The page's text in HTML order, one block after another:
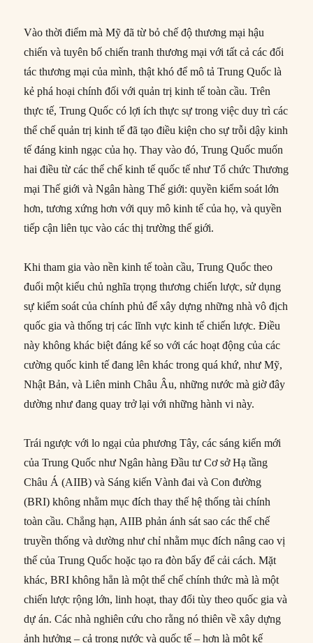
Vào thời điểm mà Mỹ đã từ bỏ chế độ thương mại hậu
chiến và tuyên bố chiến tranh thương mại với tất cả các đối
tác thương mại của mình, thật khó để mô tả Trung Quốc là
kẻ phá hoại chính đối với quản trị kinh tế toàn cầu. Trên
thực tế, Trung Quốc có lợi ích thực sự trong việc duy trì các
thể chế quản trị kinh tế đã tạo điều kiện cho sự trỗi dậy kinh
tế đáng kinh ngạc của họ. Thay vào đó, Trung Quốc muốn
hai điều từ các thể chế kinh tế quốc tế như Tổ chức Thương
mại Thế giới và Ngân hàng Thế giới: quyền kiểm soát lớn
hơn, tương xứng hơn với quy mô kinh tế của họ, và quyền
tiếp cận liên tục vào các thị trường thế giới.
Khi tham gia vào nền kinh tế toàn cầu, Trung Quốc theo
đuổi một kiểu chủ nghĩa trọng thương chiến lược, sử dụng
sự kiểm soát của chính phủ để xây dựng những nhà vô địch
quốc gia và thống trị các lĩnh vực kinh tế chiến lược. Điều
này không khác biệt đáng kể so với các hoạt động của các
cường quốc kinh tế đang lên khác trong quá khứ, như Mỹ,
Nhật Bản, và Liên minh Châu Âu, những nước mà giờ đây
dường như đang quay trở lại với những hành vi này.
Trái ngược với lo ngại của phương Tây, các sáng kiến mới
của Trung Quốc như Ngân hàng Đầu tư Cơ sở Hạ tầng
Châu Á (AIIB) và Sáng kiến Vành đai và Con đường
(BRI) không nhằm mục đích thay thế hệ thống tài chính
toàn cầu. Chẳng hạn, AIIB phản ánh sát sao các thể chế
truyền thống và dường như chỉ nhằm mục đích nâng cao vị
thế của Trung Quốc hoặc tạo ra đòn bẩy để cải cách. Mặt
khác, BRI không hẳn là một thể chế chính thức mà là một
chiến lược rộng lớn, linh hoạt, thay đổi tùy theo quốc gia và
dự án. Các nhà nghiên cứu cho rằng nó thiên về xây dựng
ảnh hưởng – cả trong nước và quốc tế – hơn là một kế